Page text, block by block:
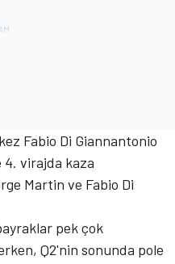
Fabio Di Giannantonio
virajda kaza
Martin ve Fabio Di
pek çok
Q2'nin sonunda pole